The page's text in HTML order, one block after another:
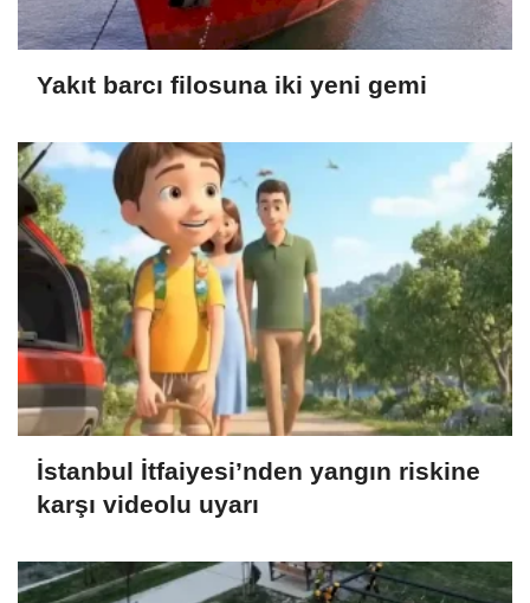
Yakıt barcı filosuna iki yeni gemi
İstanbul İtfaiyesi’nden yangın riskine
karşı videolu uyarı